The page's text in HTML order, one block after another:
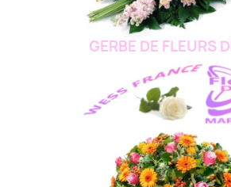
GERBE DE FLEURS